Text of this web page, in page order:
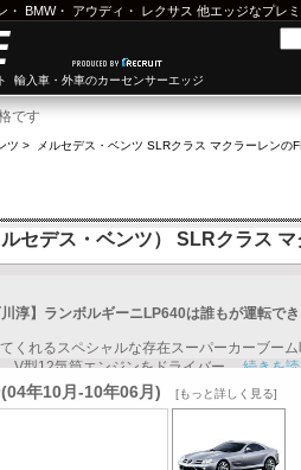
・ BMW・ アウディ ・ レクサス 他エッジなプレ
輸入車・外車のカーセンサーエッジ
です
ツ > メルセデス・ベンツ SLRクラス マクラーレンの
セデス・ベンツ） SLRクラス
川淳】ランボルギーニLP640は誰もが運転で
くれるスペシャルな存在スーパーカーブー
V型12気筒エンジンをドライバー...続きを
年10月-10年06月) [もっと詳しく見る]